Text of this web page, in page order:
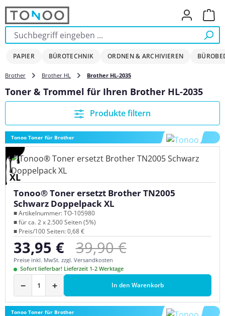
Zum Hauptinhalt springen
PAPIER BÜROTECHNIK ORDNEN & ARCHIVIEREN
Brother Brother HL Brother HL-2035
Toner & Trommel für Ihren Brother HL-2035
Produkte filtern
Tonoo Toner für Brother
XL
Tonoo® Toner ersetzt Brother TN2005
Schwarz Doppelpack XL
■ Artikelnummer: TO-105980
■ für ca. 2 x 2.500 Seiten (5%)
■ Preis/100 Seiten: 0,68 €
Verkaufspreis:
33,95 € Regulärer Preis:
39,90 €
Preise inkl. MwSt. zzgl. Versandkosten
Sofort lieferbar! Lieferzeit 1-2 Werktage
− + In den Warenkorb
Tonoo Toner für Brother